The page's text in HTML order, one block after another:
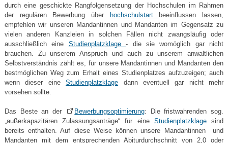
durch eine geschickte Rangfolgensetzung der Hochschulen im Rahmen
der regulären Bewerbung über
hochschulstart
beeinflussen lassen,
empfehlen wir unseren Mandantinnen und Mandanten im Gegensatz zu
vielen anderen Kanzleien in solchen Fällen nicht zwangsläufig oder
ausschließlich eine Studienplatzklage- die sie womöglich gar nicht
brauchen. Zu unserem Anspruch und auch zu unserem anwaltlichen
Selbstverständnis zählt es, für unsere Mandantinnen und Mandanten den
bestmöglichen Weg zum Erhalt eines Studienplatzes aufzuzeigen; auch
wenn dieser eineStudienplatzklage dann eventuell gar nicht mehr
vorsehen sollte.
Das Beste an der Bewerbungsoptimierung: Die fristwahrenden sog.
„außerkapazitären Zulassungsanträge“ für eine Studienplatzklagesind
bereits enthalten. Auf diese Weise können unsere Mandantinnen und
Mandanten mit dem entsprechenden Abiturdurchschnitt von 2,0 oder